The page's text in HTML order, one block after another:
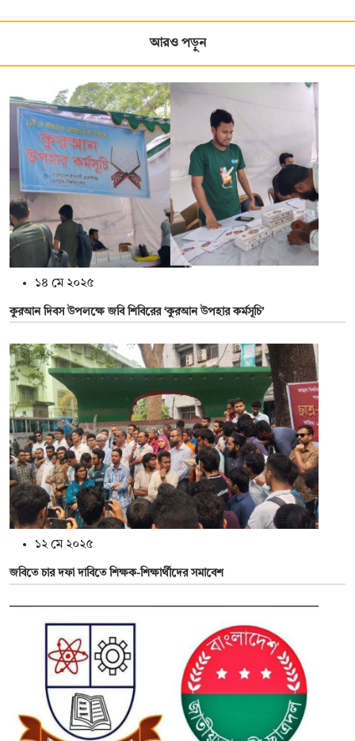
আরও পড়ুন
১৪ মে ২০২৫
কুরআন দিবস উপলক্ষে জবি শিবিরের ‘কুরআন উপহার কর্মসূচি’
১২ মে ২০২৫
জবিতে চার দফা দাবিতে শিক্ষক-শিক্ষার্থীদের সমাবেশ